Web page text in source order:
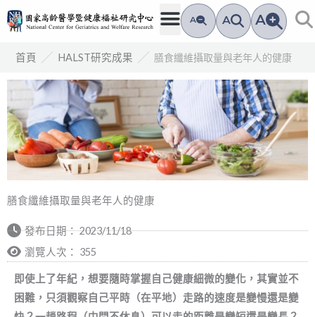
跳
至
容
A A A
首頁 ／ HALST研究成果 ／ 膳食纖維攝取量與老年人的健康
膳食纖維攝取量與老年人的健康
發布日期：2023/11/18
瀏覽人次： 355
即使上了年紀，想要隨時掌握自己健康細微的變化，其實並不
困難，只須觀察自己平時（在平地）走路的速度是變慢還是變